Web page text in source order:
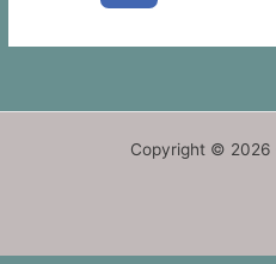
Copyright © 2026